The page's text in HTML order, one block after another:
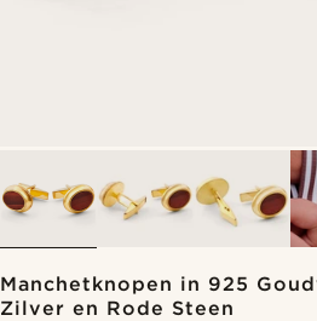
Manchetknopen in 925
Zilver en Rode Steen